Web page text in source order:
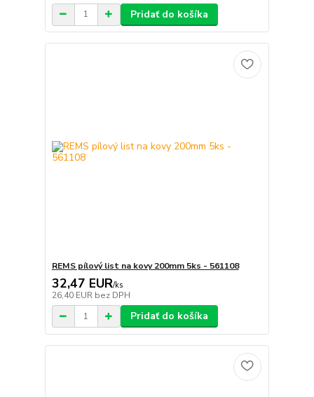
Pridať do košíka
REMS pílový list na kovy 200mm 5ks - 561108
32,47 EUR/ks
26,40 EUR bez DPH
Pridať do košíka